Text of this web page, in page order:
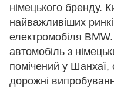
німецького бренду.
найважливіших
електромобіля
автомобіль з
помічений у Шанхаї,
дорожні